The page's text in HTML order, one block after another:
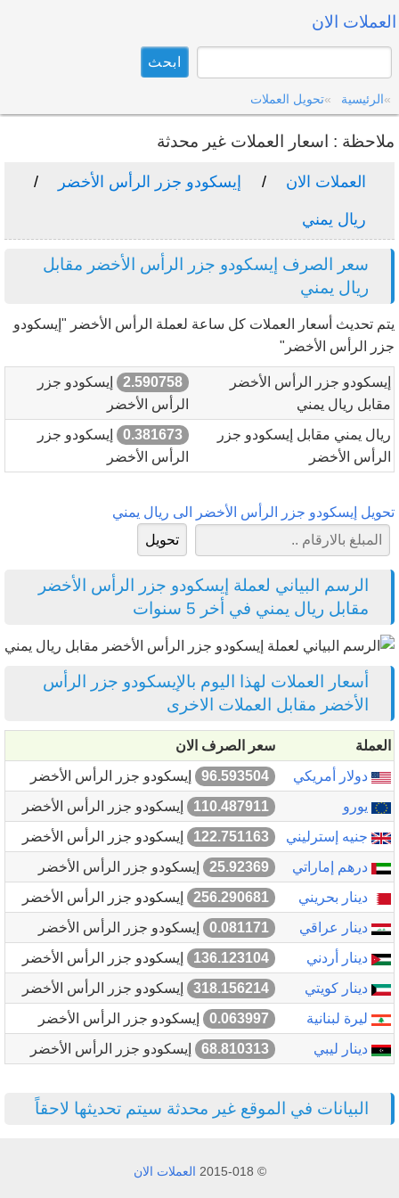
العملات الان
الرئيسية تحويل العملات
ملاحظة : اسعار العملات غير محدثة
العملات الان إيسكودو جزر الرأس الأخضر
ريال يمني
سعر الصرف إيسكودو جزر الرأس الأخضر مقابل
ريال يمني
يتم تحديث أسعار العملات كل ساعة لعملة الرأس الأخضر "إيسكودو
جزر الرأس الأخضر"
إيسكودو جزر الرأس الأخضر
مقابل ريال يمني
2.590758
إيسكودو جزر
الرأس الأخضر
ريال يمني مقابل إيسكودو جزر
الرأس الأخضر
0.381673
إيسكودو جزر
الرأس الأخضر
تحويل إيسكودو جزر الرأس الأخضر الى ريال يمني
الرسم البياني لعملة إيسكودو جزر الرأس الأخضر
مقابل ريال يمني في أخر 5 سنوات
أسعار العملات لهذا اليوم بالإيسكودو جزر الرأس
الأخضر مقابل العملات الاخرى
العملة
سعر الصرف الان
دولار أمريكي
96.593504
إيسكودو جزر الرأس الأخضر
يورو
110.487911
إيسكودو جزر الرأس الأخضر
جنيه إسترليني
122.751163
إيسكودو جزر الرأس الأخضر
درهم إماراتي
25.92369
إيسكودو جزر الرأس الأخضر
دينار بحريني
256.290681
إيسكودو جزر الرأس الأخضر
دينار عراقي
0.081171
إيسكودو جزر الرأس الأخضر
دينار أردني
136.123104
إيسكودو جزر الرأس الأخضر
دينار كويتي
318.156214
إيسكودو جزر الرأس الأخضر
ليرة لبنانية
0.063997
إيسكودو جزر الرأس الأخضر
دينار ليبي
68.810313 إيسكودو جزر الرأس الأخضر
البيانات في الموقع غير محدثة سيتم تحديثها لاحقاً
© 2015-018 العملات الان